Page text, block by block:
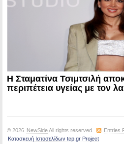
Η Σταματίνα Τσιμτσιλή
περιπέτεια υγείας με τον
© 2026 NewSideAll rights reserved.
Entries
Κατασκευή Ιστοσελίδων tcp.gr Project